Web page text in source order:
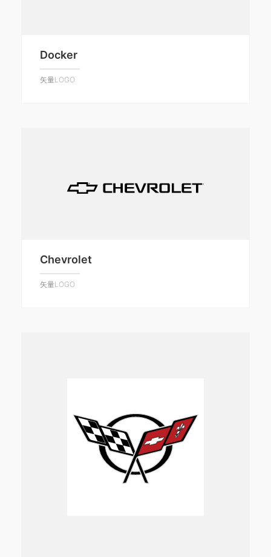
Docker
矢量LOGO
Chevrolet
矢量LOGO